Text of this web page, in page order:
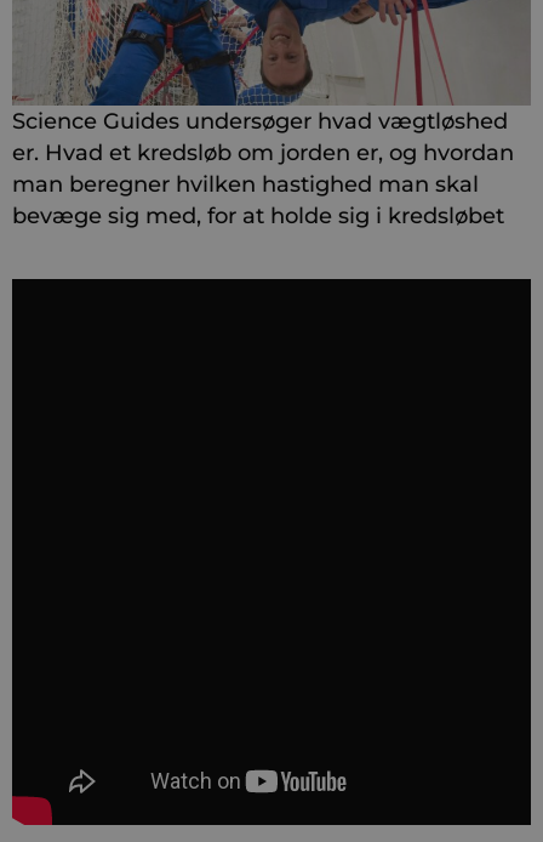
Science Guides undersøger hvad vægtløshed
er. Hvad et kredsløb om jorden er, og hvordan
man beregner hvilken hastighed man skal
bevæge sig med, for at holde sig i kredsløbet